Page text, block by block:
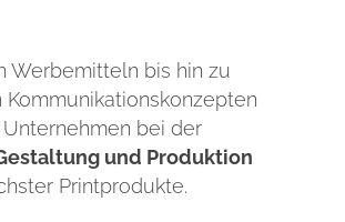
Werbemitteln bis hin zu
Kommunikationskonzepten
bei der
und Produktion
Printprodukte.